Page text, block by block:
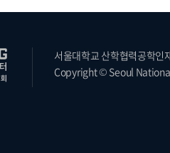
서울대학교 산학협력공학
Copyright © Seoul